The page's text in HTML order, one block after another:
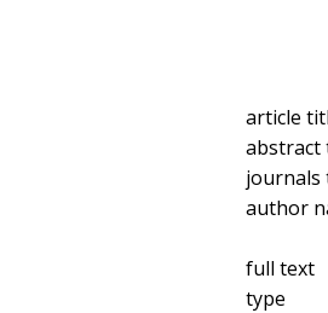
article
abstract
journals
author
full text
type